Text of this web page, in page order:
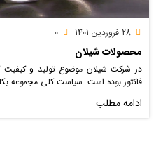
محصولات شیلان
در شرکت شیلان موضوع تولید و کیفیت
فاکتور بوده است. سیاست کلی مجموعه
ادامه مطلب